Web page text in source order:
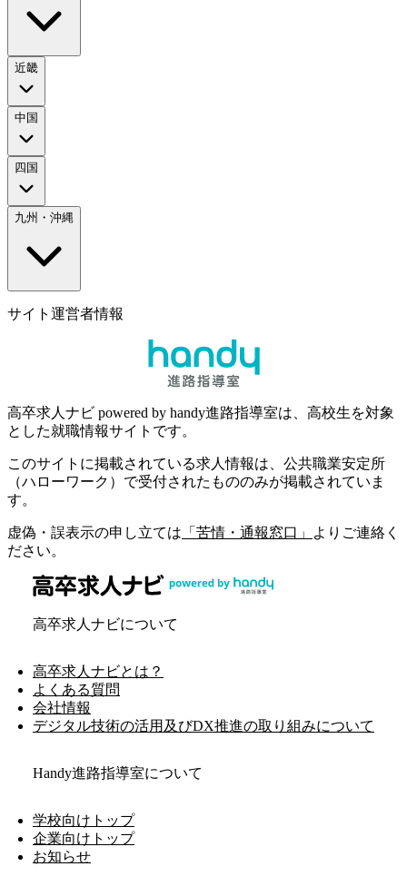
近畿
中国
四国
九州・沖縄
サイト運営者情報
高卒求人ナビ powered by handy進路指導室は、高校生を対象
とした就職情報サイトです。
このサイトに掲載されている求人情報は、公共職業安定所
（ハローワーク）で受付されたもののみが掲載されていま
す。
虚偽・誤表示の申し立ては 「苦情・通報窓口」
よりご連絡く
ださい。
高卒求人ナビについて
高卒求人ナビとは？
よくある質問
会社情報
デジタル技術の活用及びDX推進の取り組みについて
Handy進路指導室について
学校向けトップ
企業向けトップ
お知らせ